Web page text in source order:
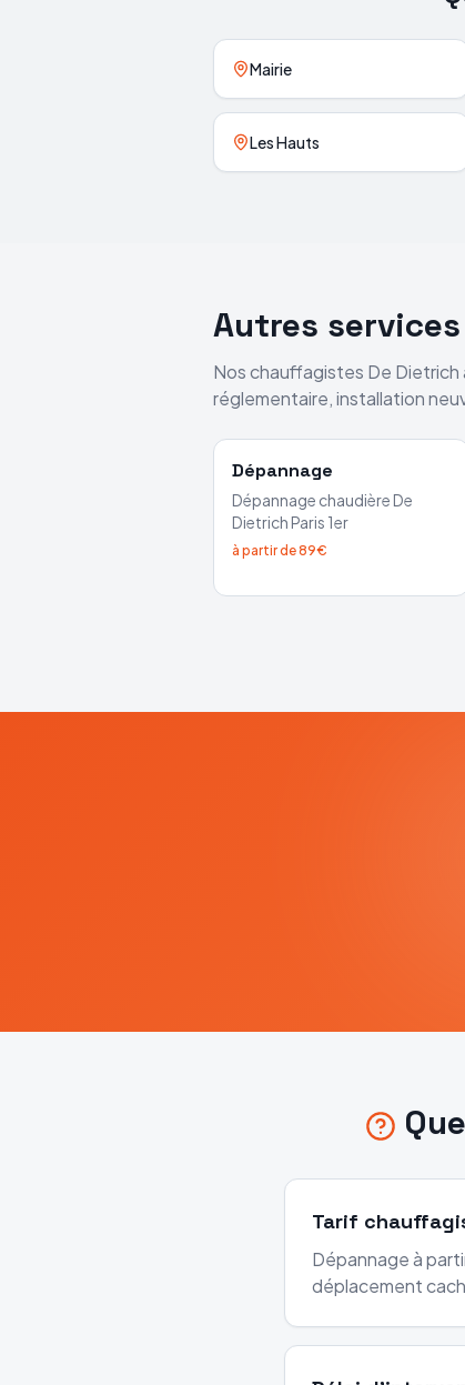
Mairie
Les Hauts
Autres
Nos chauffagistes De Dietrich
réglementaire, installation
Dépannage
Dépannage chaudièreDe
DietrichParis 1er
à partir de 89€
Tarif
Dépannage à
déplacement